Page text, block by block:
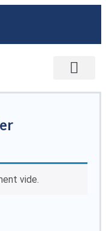
vide.